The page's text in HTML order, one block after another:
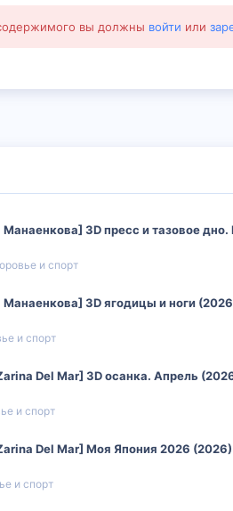
вы должны войти или
Манаенкова] 3D пресс и тазовое
и спорт
Манаенкова] 3D ягодицы и ноги
и спорт
Del Mar] 3D осанка. Апрель
и спорт
Del Mar] Моя Япония 2026 (2026)
и спорт